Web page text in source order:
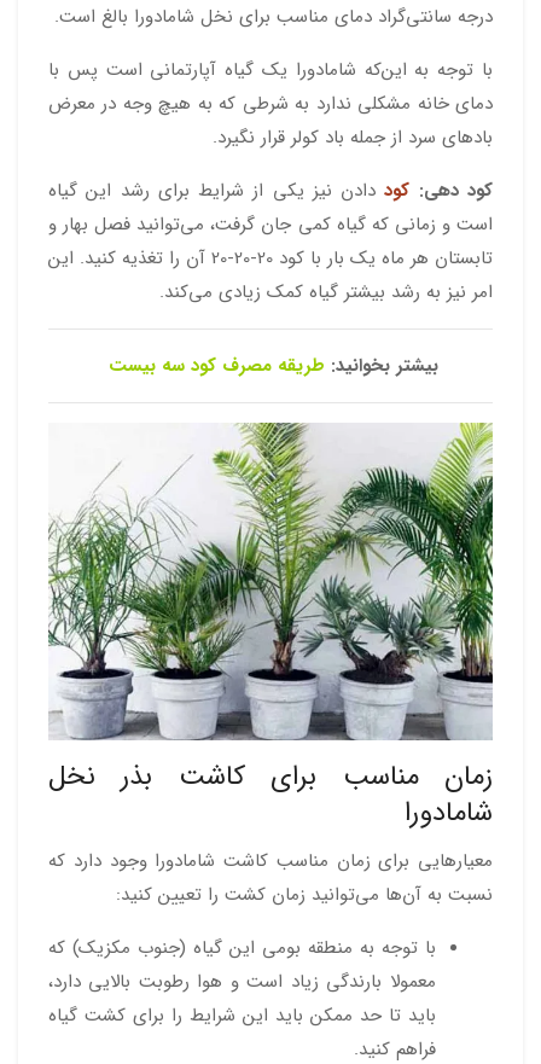
درجه ‌سانتی‌گراد دمای مناسب برای نخل شامادورا بالغ است.
با توجه به این‌که شامادورا یک گیاه آپارتمانی است پس با
دمای خانه مشکلی ندارد به شرطی که به هیچ وجه در معرض
باد‌های سرد از جمله باد کولر قرار نگیرد.
کود دهی: کوددادن نیز یکی از شرایط برای رشد این گیاه
است و زمانی که گیاه کمی جان گرفت، می‌توانید فصل بهار و
تابستان هر ماه یک بار با کود 20-20-20 آن را تغذیه کنید. این
امر نیز به رشد بیشتر گیاه کمک زیادی می‌کند.
بیشتر بخوانید: طریقه مصرف کود سه بیست
زمان مناسب برای کاشت بذر نخل
شامادورا
معیارهایی برای زمان مناسب کاشت شامادورا وجود دارد که
نسبت به آن‌ها می‌توانید زمان کشت را تعیین کنید:
با توجه به منطقه بومی این گیاه (جنوب مکزیک) که
معمولا بارندگی زیاد است و هوا رطوبت بالایی دارد،
باید تا حد ممکن باید این شرایط را برای کشت گیاه
فراهم کنید.